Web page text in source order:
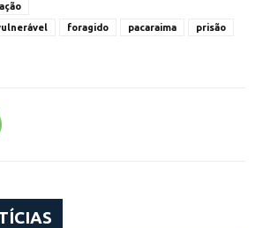
foragido pacaraima
prisão